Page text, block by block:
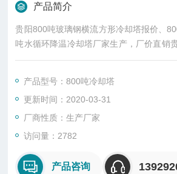
产品简介
贵阳800吨玻璃钢横流方形冷却塔报价、
吨水循环降温冷却塔厂家生产，厂价直销
方形冷却塔、横流方形冷却塔、低噪音方
产品型号：800吨冷却塔
更新时间：2020-03-31
厂商性质：生产厂家
访问量：2782
产品咨询